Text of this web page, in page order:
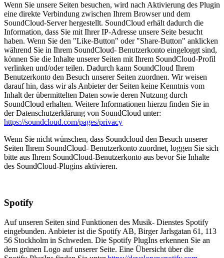
Wenn Sie unsere Seiten besuchen, wird nach Aktivierung des Plugin
eine direkte Verbindung zwischen Ihrem Browser und dem
SoundCloud-Server hergestellt. SoundCloud erhält dadurch die
Information, dass Sie mit Ihrer IP-Adresse unsere Seite besucht
haben. Wenn Sie den "Like-Button" oder "Share-Button" anklicken
während Sie in Ihrem SoundCloud- Benutzerkonto eingeloggt sind,
können Sie die Inhalte unserer Seiten mit Ihrem SoundCloud-Profil
verlinken und/oder teilen. Dadurch kann SoundCloud Ihrem
Benutzerkonto den Besuch unserer Seiten zuordnen. Wir weisen
darauf hin, dass wir als Anbieter der Seiten keine Kenntnis vom
Inhalt der übermittelten Daten sowie deren Nutzung durch
SoundCloud erhalten. Weitere Informationen hierzu finden Sie in
der Datenschutzerklärung von SoundCloud unter:
https://soundcloud.com/pages/privacy
Wenn Sie nicht wünschen, dass Soundcloud den Besuch unserer
Seiten Ihrem SoundCloud- Benutzerkonto zuordnet, loggen Sie sich
bitte aus Ihrem SoundCloud-Benutzerkonto aus bevor Sie Inhalte
des SoundCloud-Plugins aktivieren.
Spotify
Auf unseren Seiten sind Funktionen des Musik- Dienstes Spotify
eingebunden. Anbieter ist die Spotify AB, Birger Jarlsgatan 61, 113
56 Stockholm in Schweden. Die Spotify PlugIns erkennen Sie an
dem grünen Logo auf unserer Seite. Eine Übersicht über die